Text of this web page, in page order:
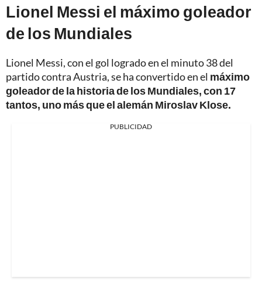
Lionel Messi el máximo goleador
de los Mundiales
Lionel Messi, con el gol logrado en el minuto 38 del
partido contra Austria, se ha convertido en el máximo
goleador de la historia de los Mundiales, con 17
tantos, uno más que el alemán Miroslav Klose.
PUBLICIDAD